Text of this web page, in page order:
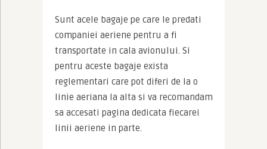
Sunt acele bagaje pe care le predati
companiei aeriene pentru a fi
transportate in cala avionului. Si
pentru aceste bagaje exista
reglementari care pot diferi de la o
linie aeriana la alta si va recomandam
sa accesati pagina dedicata fiecarei
linii aeriene in parte.